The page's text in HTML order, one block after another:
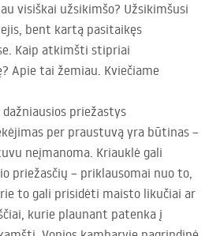
visiškai užsikimšo? Užsikimšusi
bent kartą pasitaikęs
Kaip atkimšti stipriai
Apie tai žemiau. Kviečiame
priežastys
per praustuvą yra būtinas –
neįmanoma. Kriauklė gali
priežasčių – priklausomai nuo to,
to gali prisidėti maisto likučiai ar
kurie plaunant patenka į